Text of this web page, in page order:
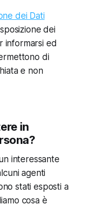
dei Dati
dei
informarsi ed
di
e non
in
interessante
agenti
stati esposti a
cosa è